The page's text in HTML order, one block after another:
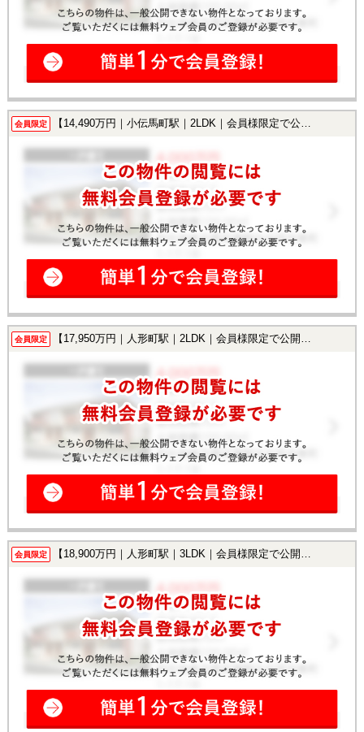
会員限定 【14,490万円｜小伝馬町駅｜2LDK｜会員様限定で公開中！】
会員限定 【17,950万円｜人形町駅｜2LDK｜会員様限定で公開中！】
会員限定 【18,900万円｜人形町駅｜3LDK｜会員様限定で公開中！】